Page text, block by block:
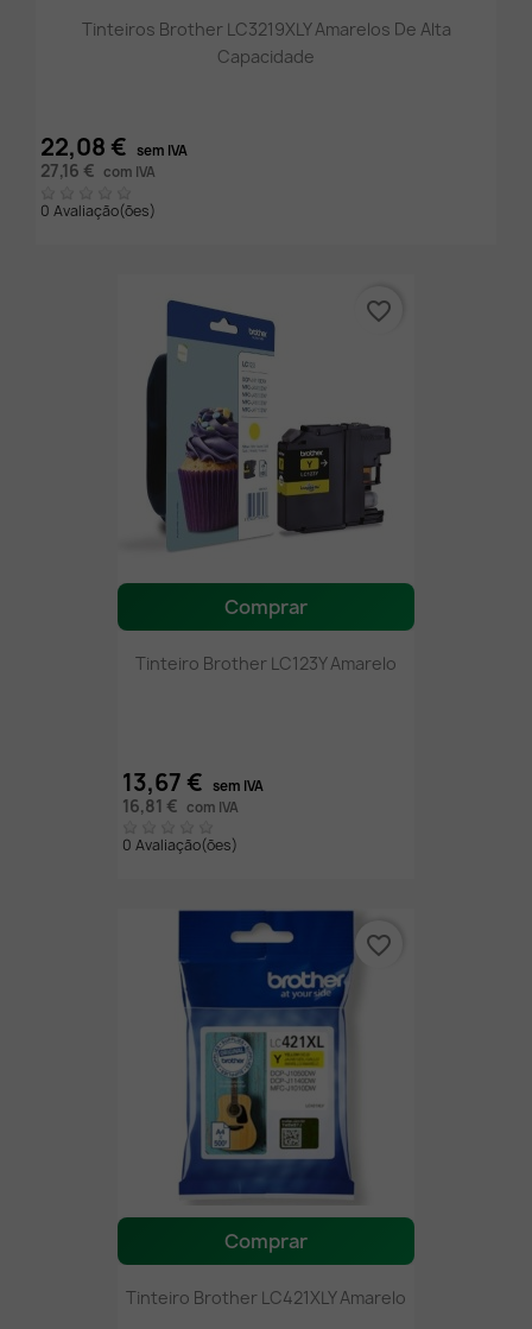
Tinteiros Brother LC3219XLY Amarelos De Alta
Capacidade
22,08 € sem IVA
27,16 € com IVA
0 Avaliação(ões)
Comprar
Tinteiro Brother LC123Y Amarelo
13,67 € sem IVA
16,81 € com IVA
0 Avaliação(ões)
favorite_border
Comprar
Tinteiro Brother LC421XLY Amarelo
favorite_border